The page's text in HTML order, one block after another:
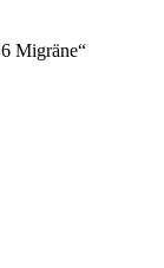
Migräne“